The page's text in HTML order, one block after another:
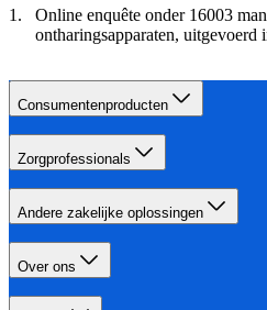
Online enquête onder 16003
ontharingsapparaten, uitgevoerd
Consumentenproducten
Zorgprofessionals
Andere zakelijke oplossingen
Over ons